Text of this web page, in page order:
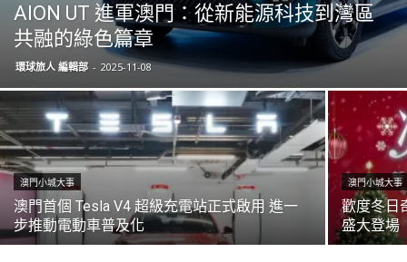
AION UT 進軍澳門：從新能源科技到灣區
共融的綠色篇章
環球旅人 編輯部 - 2025-11-08
澳門小城大事
澳門首個 Tesla V4 超級充電站正式啟用 進一
步推動電動車普及化
澳門小城大事
歡度冬日
盛大登場